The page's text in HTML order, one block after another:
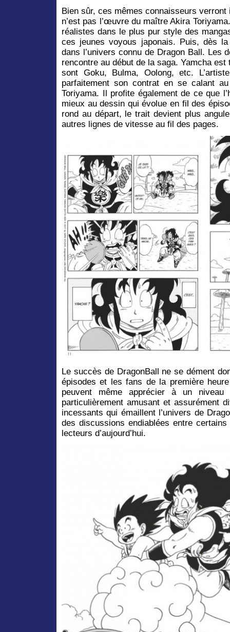
Bien sûr, ces mêmes connaisseurs verront
n’est pas l’œuvre du maître Akira
réalistes dans le plus pur style des
ces jeunes voyous japonais. Puis, dès
dans l’univers connu de Dragon Ball. Les
rencontre au début de la saga. Yamcha
sont Goku, Bulma, Oolong, etc.
parfaitement son contrat en se calant
Toriyama. Il profite également de ce que
mieux au dessin qui évolue en fil des
rond au départ, le trait devient plus
autres lignes de vitesse au fil des pages.
Le succès de DragonBall ne se dément
épisodes et les fans de la première
peuvent même apprécier à un niveau
particulièrement amusant et assurément
incessants qui émaillent l’univers de
des discussions endiablées entre
lecteurs d’aujourd’hui.